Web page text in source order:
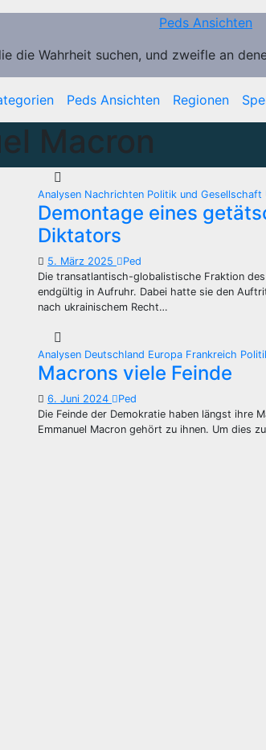
Peds Ansichten
die Wahrheit suchen, und zweifle an
Peds Ansichten Regionen
Macron
Analysen Nachrichten Politik und Gesellschaft
Demontage eines
Diktators
5. März 2025
Ped
Die transatlantisch-globalistische Fraktion
endgültig in Aufruhr. Dabei hatte sie den
nach ukrainischem Recht…
Analysen Deutschland Europa Frankreich
Macrons viele Feinde
6. Juni 2024
Ped
Die Feinde der Demokratie haben längst ihre
Emmanuel Macron gehört zu ihnen. Um dies